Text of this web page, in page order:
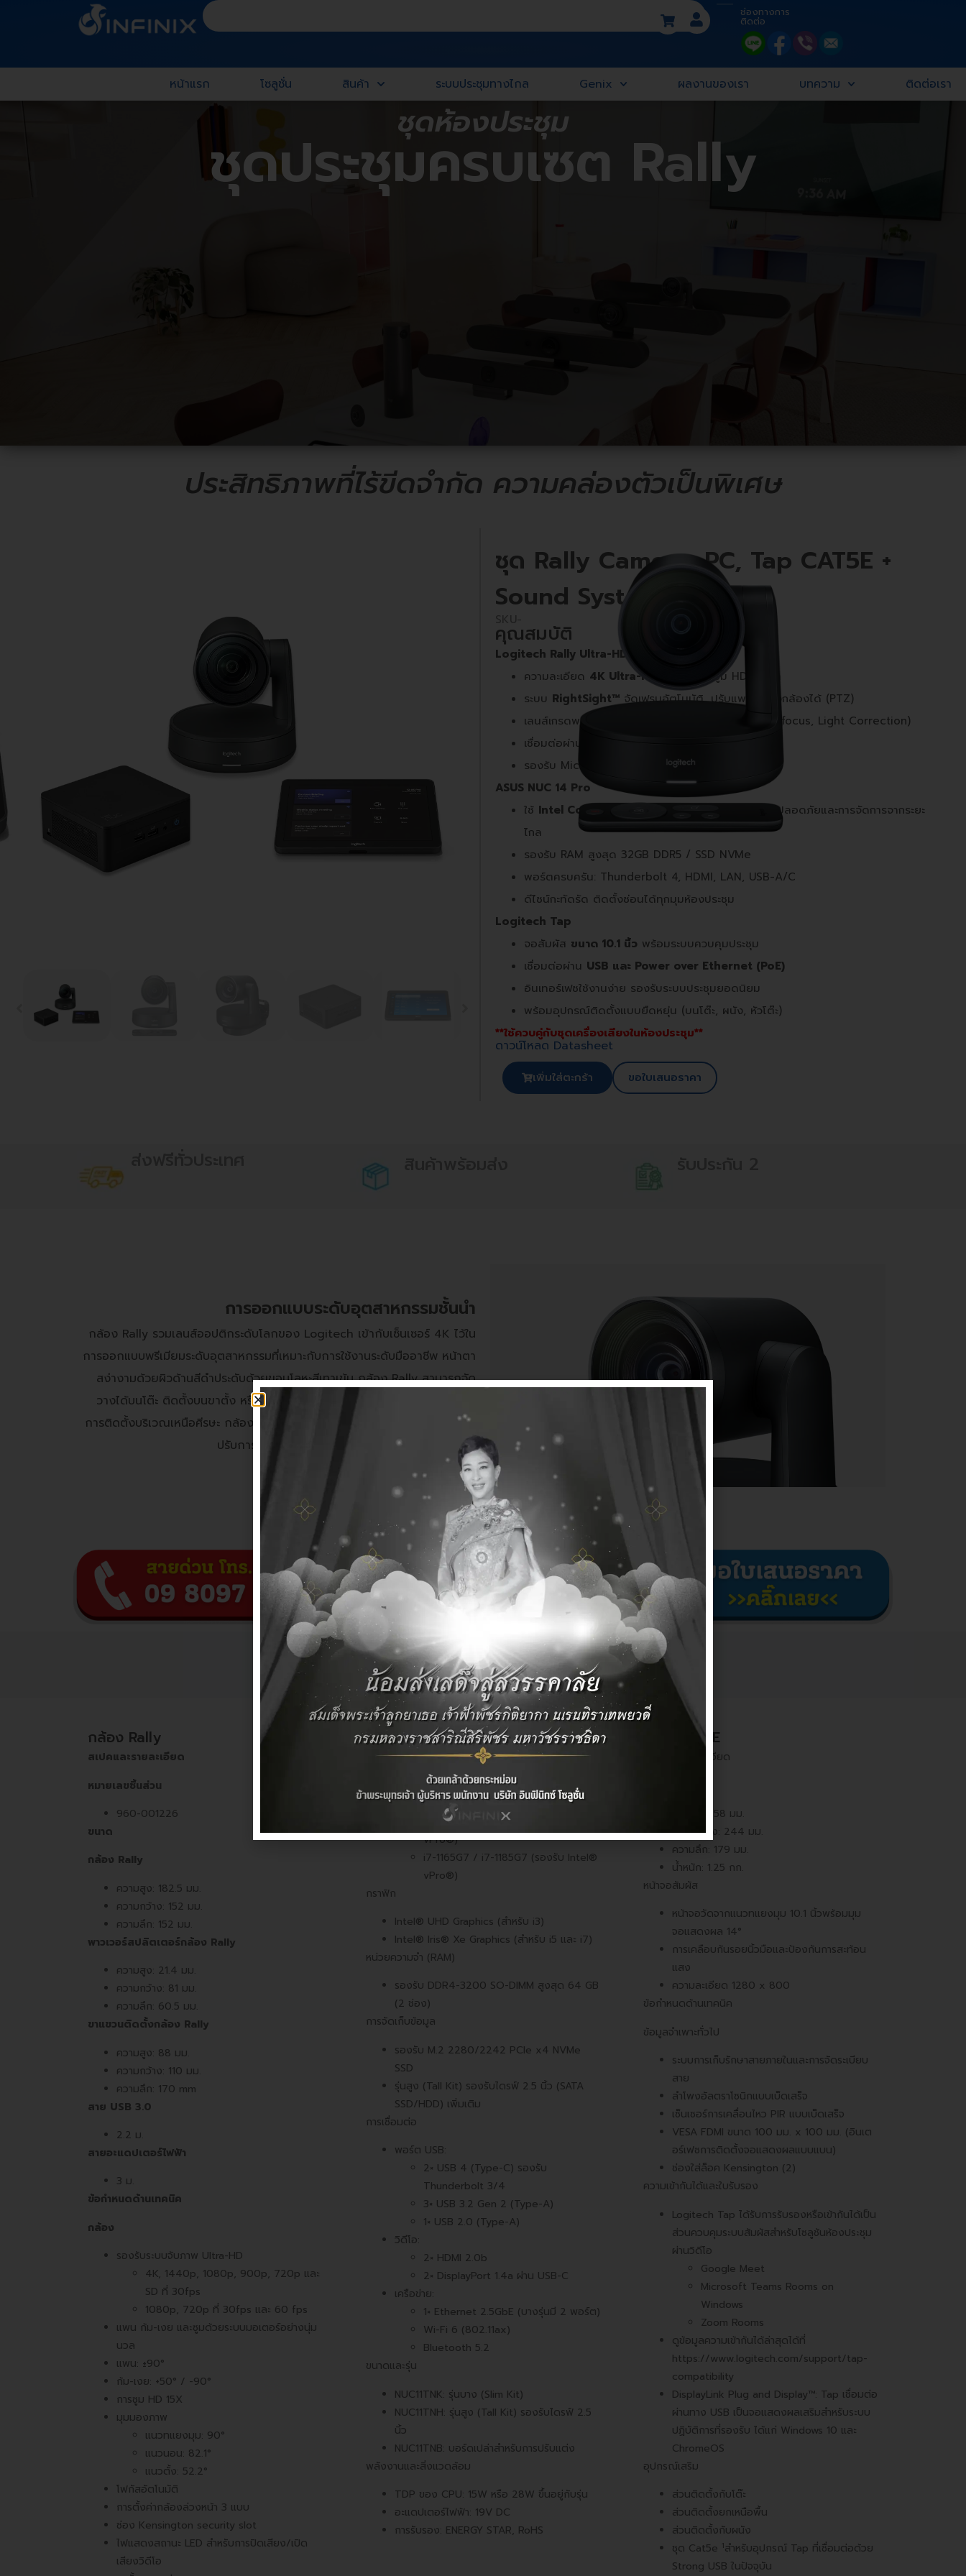
ช่องทางการ
ติดต่อ
หน้าแรก โซลูชั่น สินค้า ระบบประชุมทางไกล Genix ผลงานของเรา บทความ ติดต่อเรา
ชุดห้องประชุม
ชุดประชุมครบเซต Rally
ประสิทธิภาพที่ไร้ขีดจำกัด ความคล่องตัวเป็นพิเศษ
ชุด Rally Camera, PC, Tap CAT5E +
Sound System
คุณสมบัติ
Logitech Rally Ultra-HD PTZ Camera
ความละเอียด 4K Ultra-HD
พร้อมระบบซูม HD 15 เท่า
ระบบ RightSight™จัดเฟรมอัตโนมัติ, ปรับแพน/เอียงกล้องได้ (PTZ)
เลนส์เกรดพรีเมียม พร้อมการปรับภาพอัตโนมัติ (Auto-focus, Light Correction)
เชื่อมต่อผ่าน USB Plug-and-Play
รองรับ Microsoft Teams, Zoom, Google Meet
ASUS NUC 14 Pro
ใช้ Intel Core i7 Gen 14 (vPro)
พร้อมฟีเจอร์ความปลอดภัยและการจัดการจากระยะ
ไกล
รองรับ RAM สูงสุด 32GB DDR5 / SSD NVMe
พอร์ตครบครัน: Thunderbolt 4, HDMI, LAN, USB-A/C
ดีไซน์กะทัดรัด ติดตั้งซ่อนได้ทุกมุมห้องประชุม
Logitech Tap
จอสัมผัส ขนาด 10.1 นิ้ว พร้อมระบบควบคุมประชุม
เชื่อมต่อผ่าน USB และ Power over Ethernet (PoE)
อินเทอร์เฟซใช้งานง่าย รองรับระบบประชุมยอดนิยม
พร้อมอุปกรณ์ติดตั้งแบบยืดหยุ่น (บนโต๊ะ, ผนัง, หัวโต๊ะ)
**ใช้ควบคู่กับชุดเครื่องเสียงในห้องประชุม**
ดาวน์โหลด Datasheet
เพิ่มใส่ตะกร้า ขอใบเสนอราคา
การออกแบบระดับอุตสาหกรรมชั้นนำ
กล้อง Rally รวมเลนส์ออปติกระดับโลกของ Logitech เข้ากับเซ็นเซอร์ 4K ไว้ใน
การออกแบบพรีเมียมระดับอุตสาหกรรมที่เหมาะกับการใช้งานระดับมืออาชีพ หน้าตา
สง่างามด้วยผิวด้านสีดำประดับด้วยขอบโลหะสีเทาเข้ม กล้อง Rally สามารถจัด
วางได้บนโต๊ะ ติดตั้งบนขาตั้ง หรือ ยึดไว้กับผนังได้ด้วยฮาร์ดแวร์ที่ให้มา สำหรับ
การติดตั้งบริเวณเหนือศีรษะ กล้องจะตรวจจับว่ามีการติดตั้งกลับด้านหรือไม่และจะ
ปรับการจัดวางภาพและการควบคุมกล้องโดยอัตโนมัติ
ข้อมูลเฉพาะด้านเทคนิค
กล้อง Rally
สเปคและรายละเอียด
หมายเลขชิ้นส่วน
960-001226
ขนาด
กล้อง Rally
ความสูง: 182.5 มม.
ความกว้าง: 152 มม.
ความลึก: 152 มม.
พาวเวอร์สปลิตเตอร์กล้อง Rally
ความสูง: 21.4 มม.
ความกว้าง: 81 มม.
ความลึก: 60.5 มม.
ขาแขวนติดตั้งกล้อง Rally
ความสูง: 88 มม.
ความกว้าง: 110 มม.
ความลึก: 170 mm
สาย USB 3.0
2.2 ม.
สายอะแดปเตอร์ไฟฟ้า
3 ม.
ข้อกำหนดด้านเทคนิค
กล้อง
รองรับระบบจับภาพ Ultra-HD
4K, 1440p, 1080p, 900p, 720p และ
SD ที่ 30fps
1080p, 720p ที่ 30fps และ 60 fps
แพน ก้ม-เงย และซูมด้วยระบบมอเตอร์อย่างนุ่ม
นวล
แพน: ±90°
ก้ม-เงย: +50° / -90°
การซูม HD 15X
มุมมองภาพ
แนวทแยงมุม: 90°
แนวนอน: 82.1°
แนวตั้ง: 52.2°
โฟกัสอัตโนมัติ
การตั้งค่ากล้องล่วงหน้า 3 แบบ
ช่อง Kensington security slot
ไฟแสดงสถานะ LED สำหรับการปิดเสียง/เปิด
เสียงวิดีโอ
NUC PC
หน่วยประมวลผล (CPU)
Intel® Core™ เจนเนอเรชันที่ 11:
i3-1115G4
i5-1135G7 / i5-1145G7 (รองรับ Intel®
vPro®)
i7-1165G7 / i7-1185G7 (รองรับ Intel®
vPro®)
กราฟิก
Intel® UHD Graphics (สำหรับ i3)
Intel® Iris® Xe Graphics (สำหรับ i5 และ i7)
หน่วยความจำ (RAM)
รองรับ DDR4-3200 SO-DIMM สูงสุด 64 GB
(2 ช่อง)
การจัดเก็บข้อมูล
รองรับ M.2 2280/2242 PCIe x4 NVMe
SSD
รุ่นสูง (Tall Kit) รองรับไดรฟ์ 2.5 นิ้ว (SATA
SSD/HDD) เพิ่มเติม
การเชื่อมต่อ
พอร์ต USB:
2× USB 4 (Type-C) รองรับ
Thunderbolt 3/4
3× USB 3.2 Gen 2 (Type-A)
1× USB 2.0 (Type-A)
วิดีโอ:
2× HDMI 2.0b
2× DisplayPort 1.4a ผ่าน USB-C
เครือข่าย:
1× Ethernet 2.5GbE (บางรุ่นมี 2 พอร์ต)
Wi-Fi 6 (802.11ax)
Bluetooth 5.2
ขนาดและรุ่น
NUC11TNK: รุ่นบาง (Slim Kit)
NUC11TNH: รุ่นสูง (Tall Kit) รองรับไดรฟ์ 2.5
นิ้ว
NUC11TNB: บอร์ดเปล่าสำหรับการปรับแต่ง
พลังงานและสิ่งแวดล้อม
TDP ของ CPU: 15W หรือ 28W ขึ้นอยู่กับรุ่น
อะแดปเตอร์ไฟฟ้า: 19V DC
การรับรอง: ENERGY STAR, RoHS
TAP CAT5E
สเปคและรายละเอียด
ความสูง: 58 มม.
ความกว้าง: 244 มม.
ความลึก: 179 มม.
น้ำหนัก: 1.25 กก.
หน้าจอสัมผัส
หน้าจอวัดจากแนวทแยงมุม 10.1 นิ้วพร้อมมุม
จอแสดงผล 14°
การเคลือบกันรอยนิ้วมือและป้องกันการสะท้อน
แสง
ความละเอียด 1280 x 800
ข้อกำหนดด้านเทคนิค
ข้อมูลจำเพาะทั่วไป
ระบบการเก็บรักษาสายภายในและการจัดระเบียบ
สาย
ลำโพงอัลตราโซนิกแบบเบ็ดเสร็จ
เซ็นเซอร์การเคลื่อนไหว PIR แบบเบ็ดเสร็จ
VESA FDMI ขนาด 100 มม. x 100 มม. (อินเต
อร์เฟซการติดตั้งจอแสดงผลแบบแบน)
ช่องใส่ล็อค Kensington (2)
ความเข้ากันได้และใบรับรอง
Logitech Tap ได้รับการรับรองหรือเข้ากันได้เป็น
ส่วนควบคุมระบบสัมผัสสำหรับโซลูชันห้องประชุม
ผ่านวิดีโอ
Google Meet
Microsoft Teams Rooms on
Windows
Zoom Rooms
ดูข้อมูลความเข้ากันได้ล่าสุดได้ที่
https://www.logitech.com/support/tap-
compatibility
DisplayLink Plug and Display™: Tap เชื่อมต่อ
ผ่านทาง USB เป็นจอแสดงผลเสริมสำหรับระบบ
ปฏิบัติการที่รองรับ ได้แก่ Windows 10 และ
ChromeOS
อุปกรณ์เสริม
ส่วนติดตั้งกับโต๊ะ
ส่วนติดตั้งยกเหนือพื้น
ส่วนติดตั้งกับผนัง
ชุด Cat5e 1สำหรับอุปกรณ์ Tap ที่เชื่อมต่อด้วย
Strong USB ในปัจจุบัน